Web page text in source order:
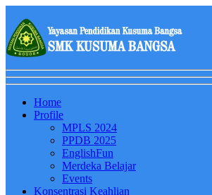
Home
Profile
MPLS 2024
PPDB 2025
EnglishFun
Merdeka Belajar
Events
Konsentrasi Keahlian